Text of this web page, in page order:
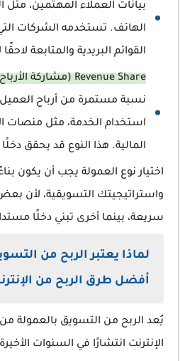
بيانات العملاء المهتمين، مثل
الهاتف. تستخدمه الشركات
القوائم البريدية والمتابعة لاحقًا
Revenue Share (مشاركة الأرباح)
نسبة مستمرة من أرباح
استخدام الخدمة، مثل منصات
المالية. هذا النوع قد يحقق
اختيار نوع العمولة يجب أن يكون
واستراتيجيتك التسويقية، لأن بعض
سريعة، بينما أخرى تبني دخلًا
لماذا يعتبر الربح من
أفضل طرق الربح من
يُعد الربح من التسويق بالعمولة
الإنترنت انتشارًا في السنوات